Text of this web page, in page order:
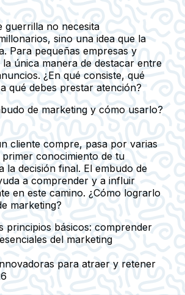
guerrilla no necesita
sino una idea que la
Para pequeñas empresas y
única manera de destacar entre
¿En qué consiste, qué
qué debes prestar atención?
de marketing y cómo usarlo?
cliente compre, pasa por varias
primer conocimiento de tu
la decisión final. El embudo de
a comprender y a influir
en este camino. ¿Cómo lograrlo
marketing?
principios básicos: comprender
del marketing
para atraer y retener